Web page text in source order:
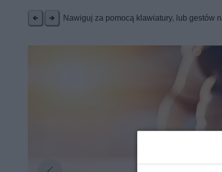
Nawiguj za pomocą klawiatury, lub gestów